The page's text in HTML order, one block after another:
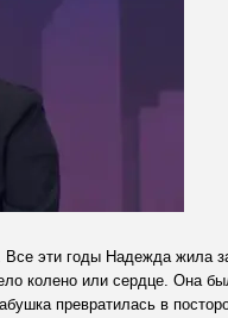
эти годы Надежда жила
колено или сердце. Она
превратилась в